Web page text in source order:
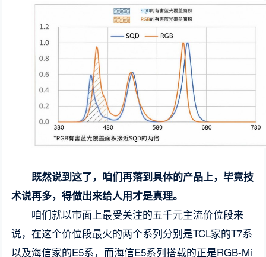
既然说到这了，咱们再落到具体的产品上，毕竟技
术说再多，得做出来给人用才是真理。
咱们就以市面上最受关注的五千元主流价位段来
说，在这个价位段最火的两个系列分别是TCL家的T7系
以及海信家的E5系，而海信E5系列搭载的正是RGB-Mi